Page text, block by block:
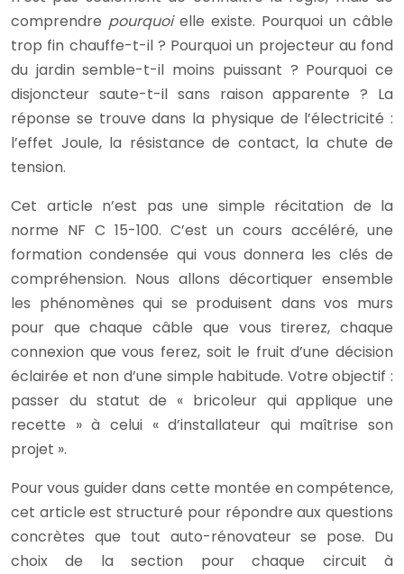
comprendre pourquoielle existe. Pourquoi un câble
trop fin chauffe-t-il ? Pourquoi un projecteur au fond
du jardin semble-t-il moins puissant ? Pourquoi ce
disjoncteur saute-t-il sans raison apparente ? La
réponse se trouve dans la physique de l’électricité :
l’effet Joule, la résistance de contact, la chute de
tension.
Cet article n’est pas une simple récitation de la
norme NF C 15-100. C’est un cours accéléré, une
formation condensée qui vous donnera les clés de
compréhension. Nous allons décortiquer ensemble
les phénomènes qui se produisent dans vos murs
pour que chaque câble que vous tirerez, chaque
connexion que vous ferez, soit le fruit d’une décision
éclairée et non d’une simple habitude. Votre objectif :
passer du statut de « bricoleur qui applique une
recette » à celui « d’installateur qui maîtrise son
projet ».
Pour vous guider dans cette montée en compétence,
cet article est structuré pour répondre aux questions
concrètes que tout auto-rénovateur se pose. Du
choix de la section pour chaque circuit à